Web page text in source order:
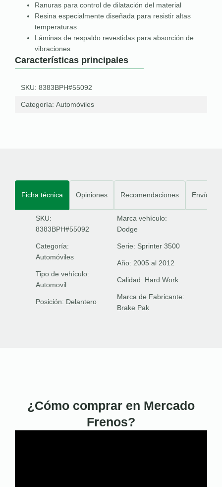
Ranuras para control de dilatación del material
Resina especialmente diseñada para resistir altas
temperaturas
Láminas de respaldo revestidas para absorción de
vibraciones
Características principales
SKU: 8383BPH#55092
Categoría: Automóviles
Ficha técnica Opiniones Recomendaciones Envíos
SKU:
8383BPH#55092
Categoría:
Automóviles
Tipo de vehículo:
Automovil
Posición: Delantero
Marca vehículo:
Dodge
Serie: Sprinter 3500
Año: 2005 al 2012
Calidad: Hard Work
Marca de Fabricante:
Brake Pak
¿Cómo comprar en Mercado
Frenos?